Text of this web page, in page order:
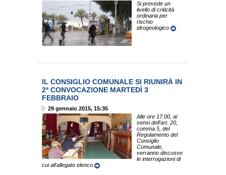
Si prevede un
livello di criticità
ordinaria per
rischio
idrogeologico
IL CONSIGLIO COMUNALE SI RIUNIRÀ IN
2ª CONVOCAZIONE MARTEDÌ 3
FEBBRAIO
29 gennaio 2015, 15:35
Alle ore 17.00, ai
sensi dell'art. 20,
comma 5, del
Regolamento del
Consiglio
Comunale,
verranno discusse
le interrogazioni di
cui all'allegato elenco